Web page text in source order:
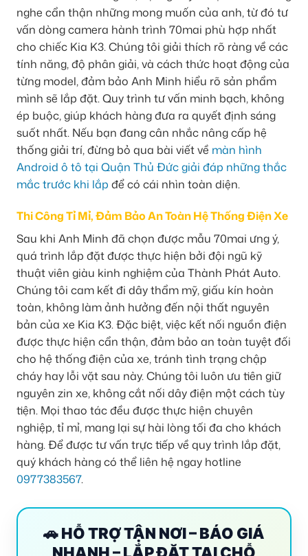
nghe cẩn thận những mong muốn của anh, từ đó tư
vấn dòng camera hành trình 70mai phù hợp nhất
cho chiếc Kia K3. Chúng tôi giải thích rõ ràng về các
tính năng, độ phân giải, và cách thức hoạt động của
từng model, đảm bảo Anh Minh hiểu rõ sản phẩm
mình sẽ lắp đặt. Quy trình tư vấn minh bạch, không
ép buộc, giúp khách hàng đưa ra quyết định sáng
suốt nhất. Nếu bạn đang cân nhắc nâng cấp hệ
thống giải trí, đừng bỏ qua bài viết về màn hình
Android ô tô tại Quận Thủ Đức giải đáp những thắc
mắc trước khi lắp để có cái nhìn toàn diện.
Thi Công Tỉ Mỉ, Đảm Bảo An Toàn Hệ Thống Điện Xe
Sau khi Anh Minh đã chọn được mẫu 70mai ưng ý,
quá trình lắp đặt được thực hiện bởi đội ngũ kỹ
thuật viên giàu kinh nghiệm của Thành Phát Auto.
Chúng tôi cam kết đi dây thẩm mỹ, giấu kín hoàn
toàn, không làm ảnh hưởng đến nội thất nguyên
bản của xe Kia K3. Đặc biệt, việc kết nối nguồn điện
được thực hiện cẩn thận, đảm bảo an toàn tuyệt đối
cho hệ thống điện của xe, tránh tình trạng chập
cháy hay lỗi vặt sau này. Chúng tôi luôn ưu tiên giữ
nguyên zin xe, không cắt nối dây điện một cách tùy
tiện. Mọi thao tác đều được thực hiện chuyên
nghiệp, tỉ mỉ, mang lại sự hài lòng tối đa cho khách
hàng. Để được tư vấn trực tiếp về quy trình lắp đặt,
quý khách hàng có thể liên hệ ngay hotline
0977383567.
🚗 HỖ TRỢ TẬN NƠI – BÁO GIÁ
NHANH – LẮP ĐẶT TẠI CHỖ